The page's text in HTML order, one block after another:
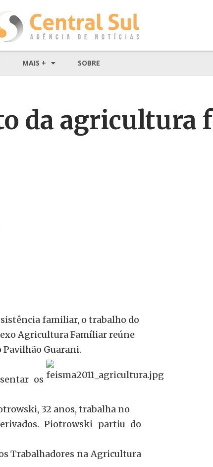
MAIS + SOBRE
da agricultura
familiar, o trabalho do
Agricultura Famíliar reúne
Guarani.
os
32 anos, trabalha no
Piotrowski partiu do
Trabalhadores na Agricultura